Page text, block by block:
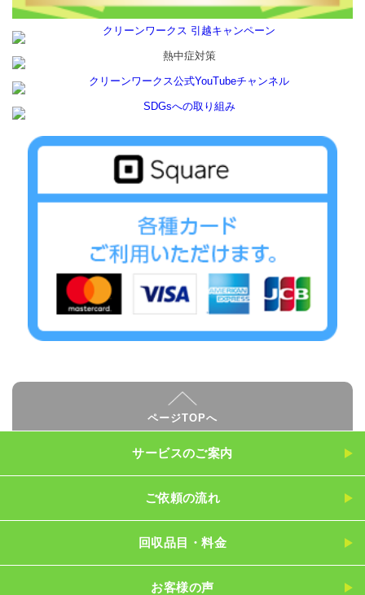
ページTOPへ
サービスのご案内
ご依頼の流れ
回収品目・料金
お客様の声